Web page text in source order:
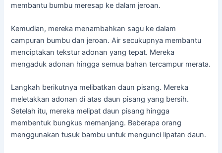
membantu bumbu meresap kedalam jeroan.
Kemudian, mereka menambahkan sagu kedalam
campuran bumbudan jeroan.Air secukupnya membantu
menciptakanteksturadonanyangtepat. Mereka
mengadukadonan hingga semua bahantercampur merata.
Langkah berikutnya melibatkandaun pisang. Mereka
meletakkanadonandiatasdaun pisangyang bersih.
Setelah itu, mereka melipatdaun pisang hingga
membentuk bungkus memanjang. Beberapaorang
menggunakantusuk bambu untuk mengunci lipatandaun.